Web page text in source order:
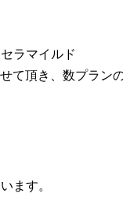
ラマイルド
頂き、数プラン
ます。